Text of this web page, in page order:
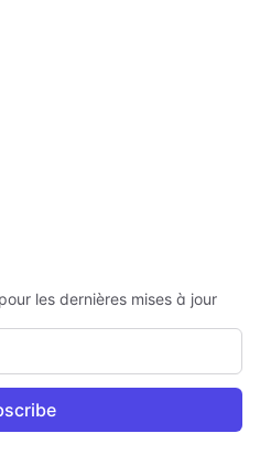
les dernières mises à jour